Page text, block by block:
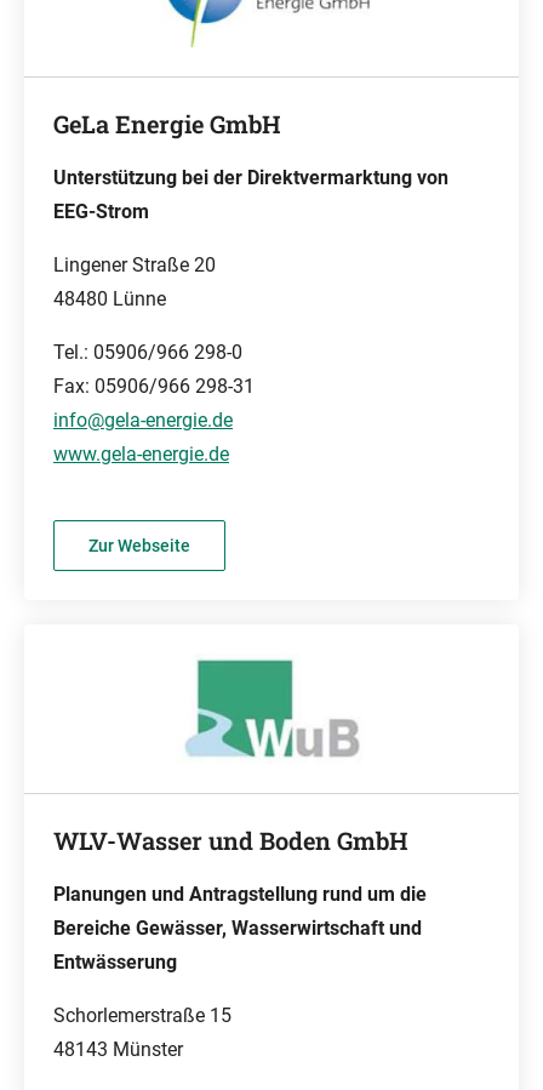
GeLa Energie GmbH
Unterstützung bei der Direktvermarktung von
EEG-Strom
Lingener Straße 20
48480 Lünne
Tel.: 05906/966 298-0
Fax: 05906/966 298-31
info@gela-energie.de
www.gela-energie.de
Zur Webseite
WLV-Wasser und Boden GmbH
Planungen und Antragstellung rund um die
Bereiche Gewässer, Wasserwirtschaft und
Entwässerung
Schorlemerstraße 15
48143 Münster